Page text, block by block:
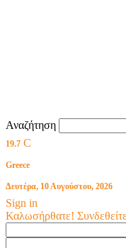
Αναζήτηση
19.7 C
Greece
Δευτέρα, 10 Αυγούστου, 2026
Sign in
Καλωσήρθατε!